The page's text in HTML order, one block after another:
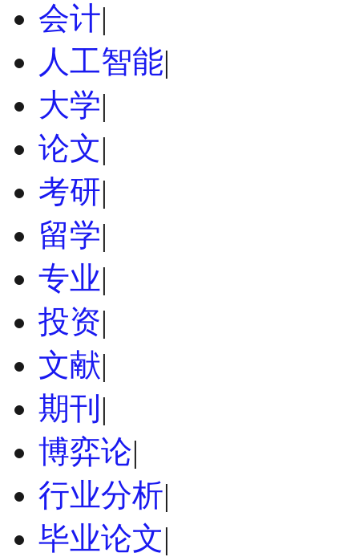
会计|
人工智能|
大学|
论文|
考研|
留学|
专业|
投资|
文献|
期刊 |
博弈论|
行业分析|
毕业论文|